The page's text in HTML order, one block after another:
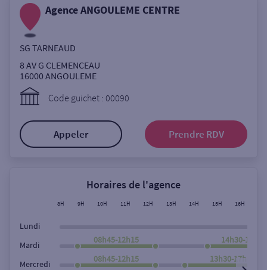
Ville / Code postal
Rue
Rechercher
Agence ANGOULEME CENTRE
SG TARNEAUD
8 AV G CLEMENCEAU
16000ANGOULEME
Code guichet : 00090
Appeler Prendre RDV
Horaires de l'agence
8H 9H 10H 11H 12H 13H 14H 15H 16H
Lundi
Mardi
08h45-12h15 14h30-17h45
Mercredi
08h45-12h15 13h30-17h45